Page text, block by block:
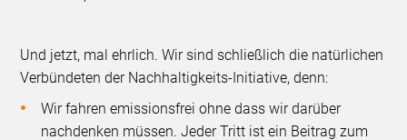
Und jetzt, mal ehrlich. Wir sind schließlich die natürlichen
Verbündeten der Nachhaltigkeits-Initiative, denn:
Wir fahren emissionsfrei ohne dass wir darüber
nachdenken müssen. Jeder Tritt ist ein Beitrag zum